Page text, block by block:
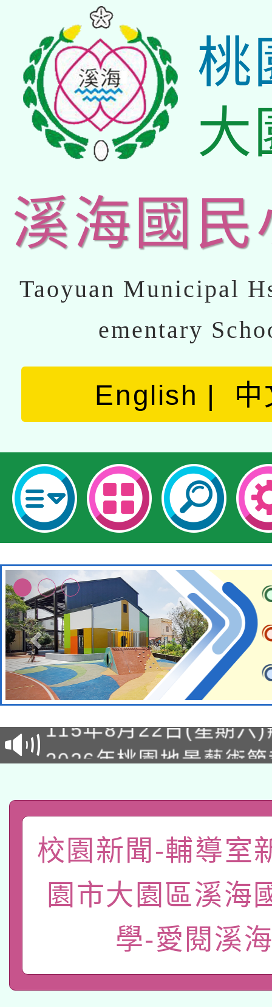
桃
大
溪海國民
Taoyuan Municipal
ementary
English 中
轉知經濟部水利署委託
業技術研究院辦理「
用水績優單位及節水達
桃園市孔廟祈福系列
2026年桃園地景藝術
關事宜
國立臺灣師範大學辦理
年度健康促進學校輔導
業成長研習」實施計畫
函轉國家教育研究院中
族教育國際趨勢與發展
轉知教育部國民及學前
新北市政府教育局辦理
師專業成長研習實施
方素養工作坊新北場」
函轉國立臺灣師範大學
族語言臺北學習中心
「族語學習班」招生簡
轉知有關國立成功大學
年度COVID-19疫苗接
轉知經濟部水利署委託
校園新聞-輔導室
園市大園區溪海
學-愛閱溪